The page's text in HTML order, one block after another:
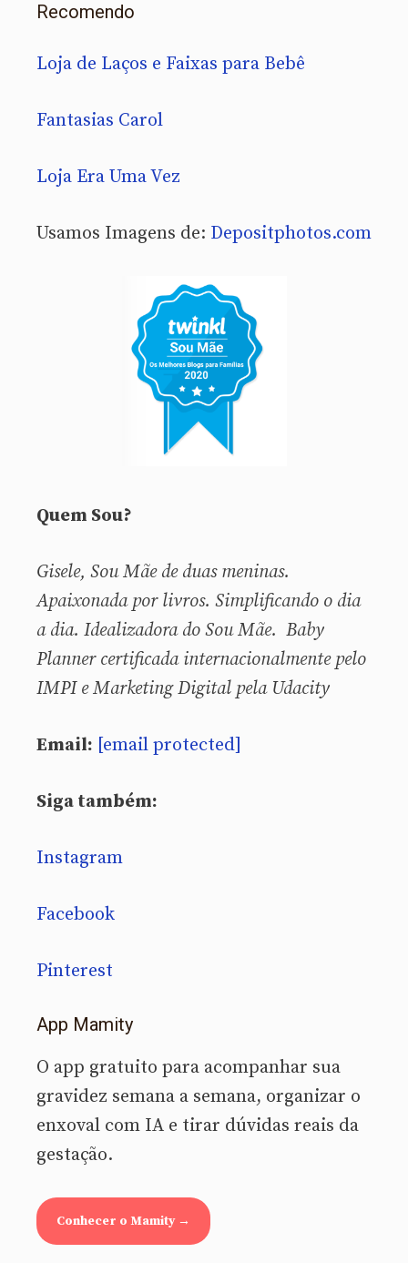
Recomendo
Loja de Laços e Faixas para Bebê
Fantasias Carol
Loja Era Uma Vez
Usamos Imagens de: Depositphotos.com
Quem Sou?
Gisele, Sou Mãe de duas meninas.
Apaixonada por livros. Simplificando o dia
a dia. Idealizadora do Sou Mãe. Baby
Planner certificada internacionalmente pelo
IMPI e Marketing Digital pela Udacity
Email: [email protected]
Siga também:
Instagram
Facebook
Pinterest
App Mamity
O app gratuito para acompanhar sua
gravidez semana a semana, organizar o
enxoval com IA e tirar dúvidas reais da
gestação.
Conhecer o Mamity →